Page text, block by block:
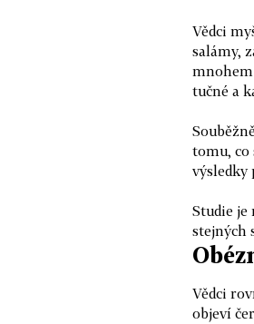
Vědci
salámy,
mnohem
tučné a
tomu, co
výsledky
Studie je
stejných
Vědci
objeví